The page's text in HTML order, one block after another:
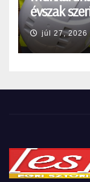
évszak
júl 27, 2026